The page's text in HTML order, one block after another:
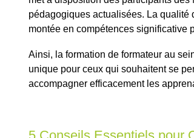
pédagogiques actualisées. La qualité
montée en compétences significative
Ainsi, la formation de formateur au
unique pour ceux qui souhaitent se
accompagner efficacement les